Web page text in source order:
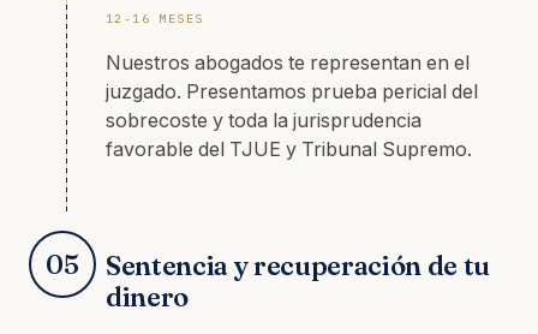
12-16 MESES
Nuestros abogados te representan en el
juzgado. Presentamos prueba pericial del
sobrecoste y toda la jurisprudencia
favorable del TJUE y Tribunal Supremo.
05
Sentencia y recuperación de tu
dinero